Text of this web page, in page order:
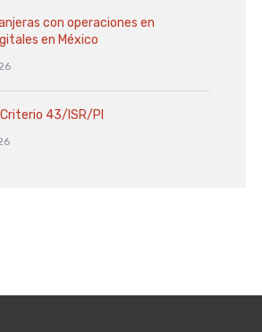
con operaciones en
en México
43/ISR/PI